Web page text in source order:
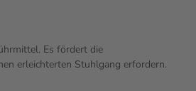
Es fördert die
erleichterten Stuhlgang erfordern.